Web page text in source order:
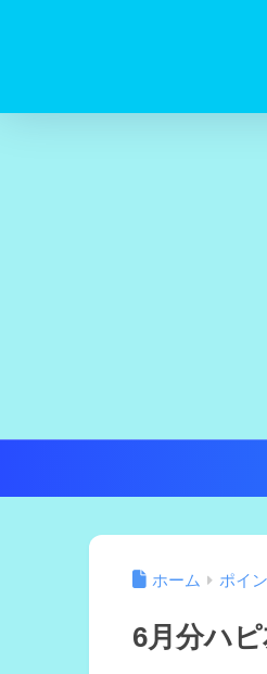
ホーム ポイ
6月分ハ